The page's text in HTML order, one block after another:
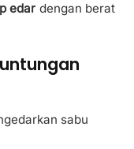
edar dengan berat
sabu